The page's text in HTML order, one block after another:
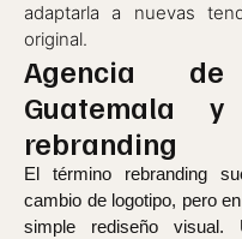
adaptarla a nuevas
original.
Agencia
Guatemala
rebranding
El término rebranding
cambio de logotipo, pero
simple rediseño visual.